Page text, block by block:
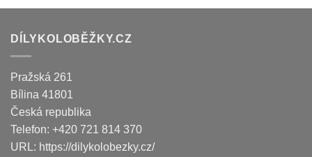
DÍLYKOLOBĚŽKY.CZ
Pražská 261
Bílina 41801
Česká republika
Telefon: +420 721 814 370
URL: https://dilykolobezky.cz/